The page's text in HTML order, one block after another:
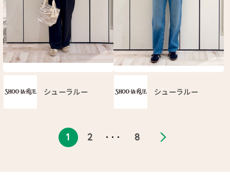
シューラルー シューラルー
1 2 8